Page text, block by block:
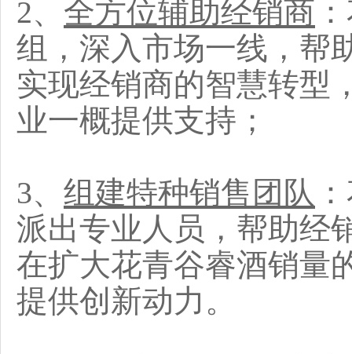
2、 全方位辅助经销商
组，深入市场一线，帮
实现经销商的智慧转型
业一概提供支持；
3、 组建特种销售团队
派出专业人员，帮助经
在扩大花青谷睿酒销量
提供创新动力。